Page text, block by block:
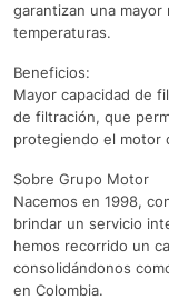
garantizan una mayor
temperaturas.
Beneficios:
Mayor capacidad de
de filtración, que
protegiendo el motor
Sobre Grupo Motor
Nacemos en 1998,
brindar un servicio
hemos recorrido un
consolidándonos
en Colombia.